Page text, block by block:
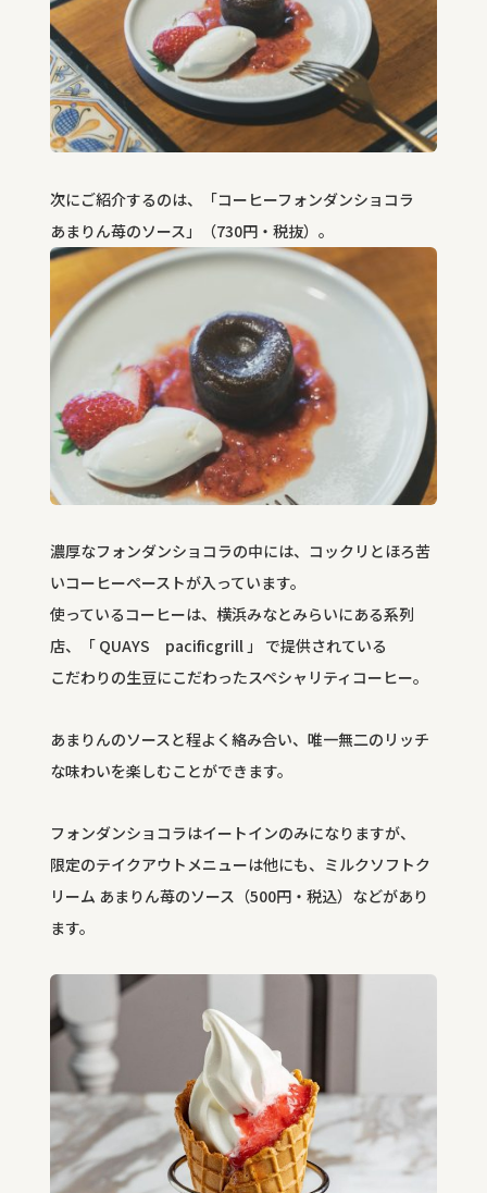
次にご紹介するのは、「コーヒーフォンダンショコラ
あまりん苺のソース」（730円・税抜）。
濃厚なフォンダンショコラの中には、コックリとほろ苦
いコーヒーペーストが入っています。
使っているコーヒーは、横浜みなとみらいにある系列
店、「 QUAYS pacificgrill 」 で提供されている
こだわりの生豆にこだわったスペシャリティコーヒー。
あまりんのソースと程よく絡み合い、唯一無二のリッチ
な味わいを楽しむことができます。
フォンダンショコラはイートインのみになりますが、
限定のテイクアウトメニューは他にも、ミルクソフトク
リーム あまりん苺のソース（500円・税込）などがあり
ます。